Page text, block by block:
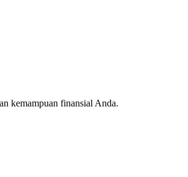
kemampuan finansial Anda.